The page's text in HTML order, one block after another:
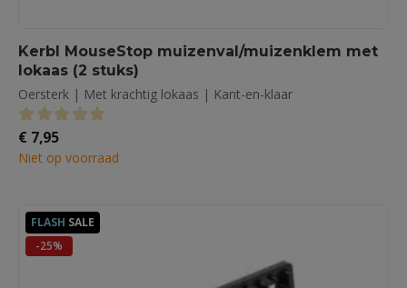
Kerbl MouseStop muizenval/muizenklem met
lokaas (2 stuks)
Oersterk | Met krachtig lokaas | Kant-en-klaar
0 out of 5
€ 7,95
Niet op voorraad
FLASH SALE
-25%